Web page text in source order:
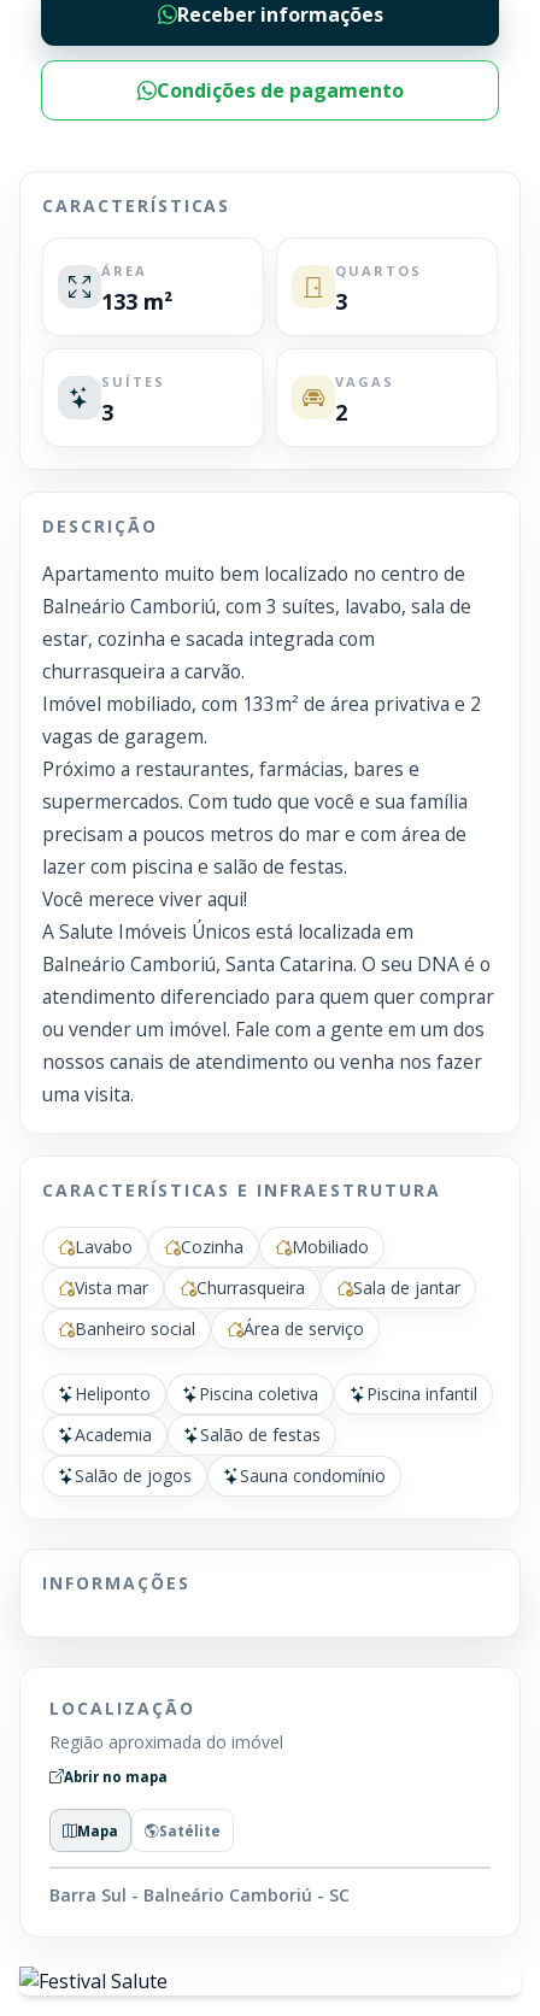
Receber informações
Condições de pagamento
CARACTERÍSTICAS
ÁREA
133 m²
QUARTOS
3
SUÍTES
3
VAGAS
2
DESCRIÇÃO
Apartamento muito bem localizado no centro de
Balneário Camboriú, com 3 suítes, lavabo, sala de
estar, cozinha e sacada integrada com
churrasqueira a carvão.
Imóvel mobiliado, com 133m² de área privativa e 2
vagas de garagem.
Próximo a restaurantes, farmácias, bares e
supermercados. Com tudo que você e sua família
precisam a poucos metros do mar e com área de
lazer com piscina e salão de festas.
Você merece viver aqui!
A Salute Imóveis Únicos está localizada em
Balneário Camboriú, Santa Catarina. O seu DNA é o
atendimento diferenciado para quem quer comprar
ou vender um imóvel. Fale com a gente em um dos
nossos canais de atendimento ou venha nos fazer
uma visita.
CARACTERÍSTICAS E INFRAESTRUTURA
Lavabo Cozinha
Mobiliado
Vista mar
Churrasqueira
Sala de jantar
Banheiro social
Área de serviço
Heliponto Piscina coletiva
Piscina infantil
Academia
Salão de festas
Salão de jogos
Sauna condomínio
INFORMAÇÕES
LOCALIZAÇÃO
Região aproximada do imóvel
Abrir no mapa
Mapa Satélite
Barra Sul - Balneário Camboriú - SC